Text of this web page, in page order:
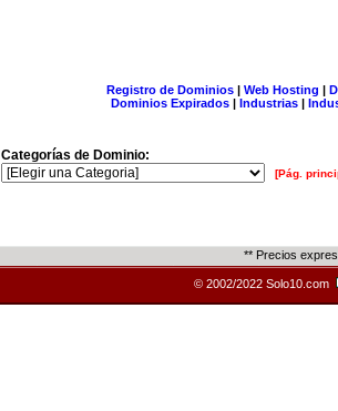
Registro de Dominios| Web Hosting |
Dominios Expirados | Industrias |
Categorías de Dominio:
[Pág.
** Precios
© 2002/2022 Solo10.com